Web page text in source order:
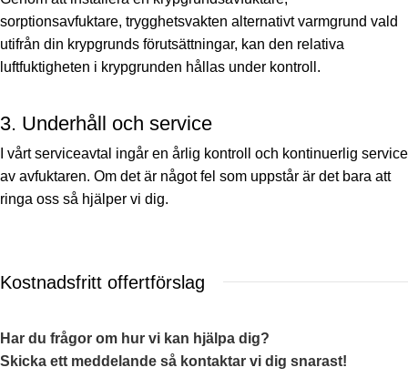
sorptionsavfuktare, trygghetsvakten alternativt varmgrund vald
utifrån din krypgrunds förutsättningar, kan den relativa
luftfuktigheten i krypgrunden hållas under kontroll.
3. Underhåll och service
I vårt serviceavtal ingår en årlig kontroll och kontinuerlig service
av avfuktaren. Om det är något fel som uppstår är det bara att
ringa oss så hjälper vi dig.
Kostnadsfritt offertförslag
Har du frågor om hur vi kan hjälpa dig?
Skicka ett meddelande så kontaktar vi dig snarast!